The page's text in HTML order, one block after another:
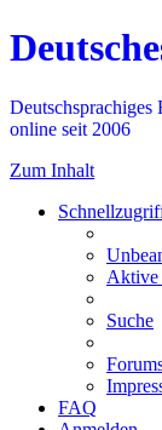
online seit 2006
Zum Inhalt
Aktive
Suche
FAQ